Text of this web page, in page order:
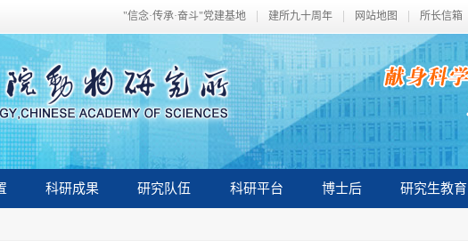
"信念·传承·奋斗"党建基地 建所九十周年 网站地图 所长信箱
科研成果 研究队伍 科研平台 博士后 研究生教育